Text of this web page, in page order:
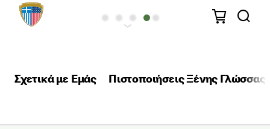
Σχετικά με Εμάς Πιστοποιήσεις Ξένης Γλώσσας